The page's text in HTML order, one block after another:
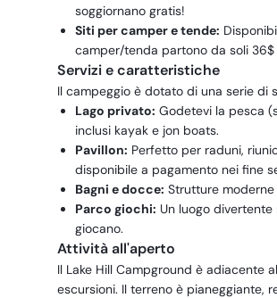
soggiornano gratis!
Siti per camper e tende:
camper/tenda partono da soli 36$
Servizi e caratteristiche
Il campeggio è dotato di una serie di
Lago privato: Godetevi la pesca
inclusi kayak e jon boats.
Pavillon: Perfetto per raduni,
disponibile a pagamento nei fine
Bagni e docce: Strutture
Parco giochi: Un luogo
giocano.
Attività all'aperto
Il Lake Hill Campground è adiacente al
escursioni. Il terreno è pianeggiante,